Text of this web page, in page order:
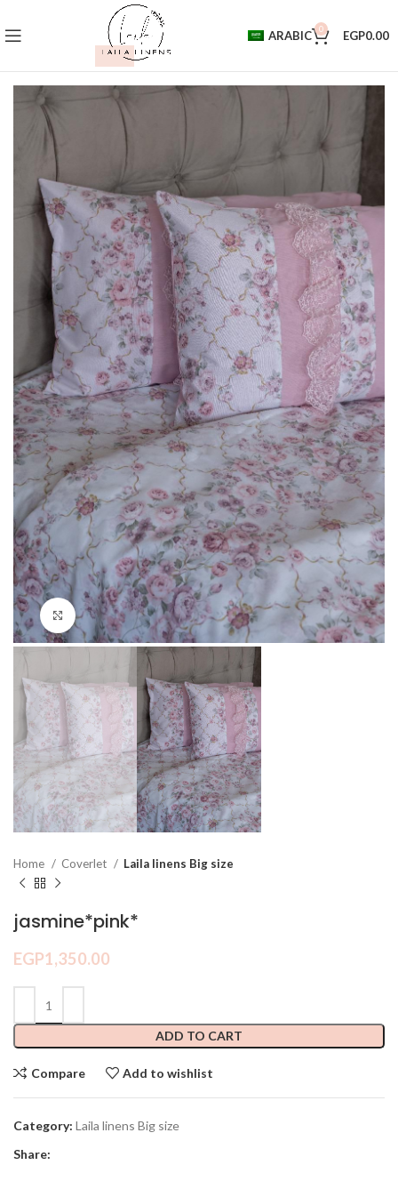
ARABIC 0 EGP0.00
Click to enlarge
Home Coverlet Laila linens Big size
jasmine*pink*
EGP1,350.00
ADD TO CART
Compare Add to wishlist
Category: Laila linens Big size
Share: